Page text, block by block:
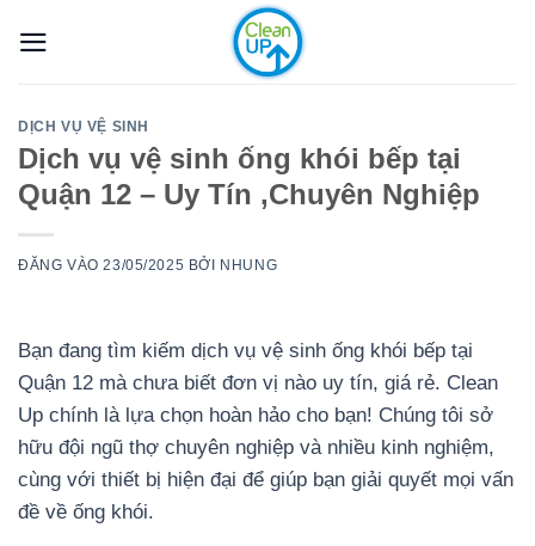
qua
DỊCH VỤ VỆ SINH
Dịch vụ vệ sinh ống khói bếp tại
Quận 12 – Uy Tín ,Chuyên Nghiệp
ĐĂNG VÀO23/05/2025 BỞI NHUNG
Bạn đang tìm kiếm dịch vụ vệ sinh ống khói bếp tại
Quận 12 mà chưa biết đơn vị nào uy tín, giá rẻ. Clean
Up chính là lựa chọn hoàn hảo cho bạn! Chúng tôi sở
hữu đội ngũ thợ chuyên nghiệp và nhiều kinh nghiệm,
cùng với thiết bị hiện đại để giúp bạn giải quyết mọi vấn
đề về ống khói.